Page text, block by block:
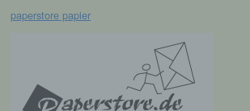
paperstore papier
Markierung gespeicherter
personenbezogener Daten mit
künftige Verarbeitung